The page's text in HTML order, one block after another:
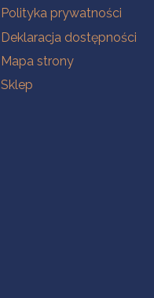
Polityka prywatności
Deklaracja dostępności
Mapa strony
Sklep